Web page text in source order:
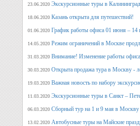
23.06.2020 Экскурсионные туры в
18.06.2020 Казань открыта для путешествий!
01.06.2020 График работы офиса 01 июня – 14
14.05.2020 Режим ограничений в Москве
31.03.2020 Внимание! Изменение работы
30.03.2020 Открыта продажа тура в Москву -
19.03.2020 Важная новость по набору
11.03.2020 Экскурсионные туры в Санкт –
06.03.2020 Сборный тур на 1 и 9 мая в Москву
13.02.2020 Автобусные туры на Майские